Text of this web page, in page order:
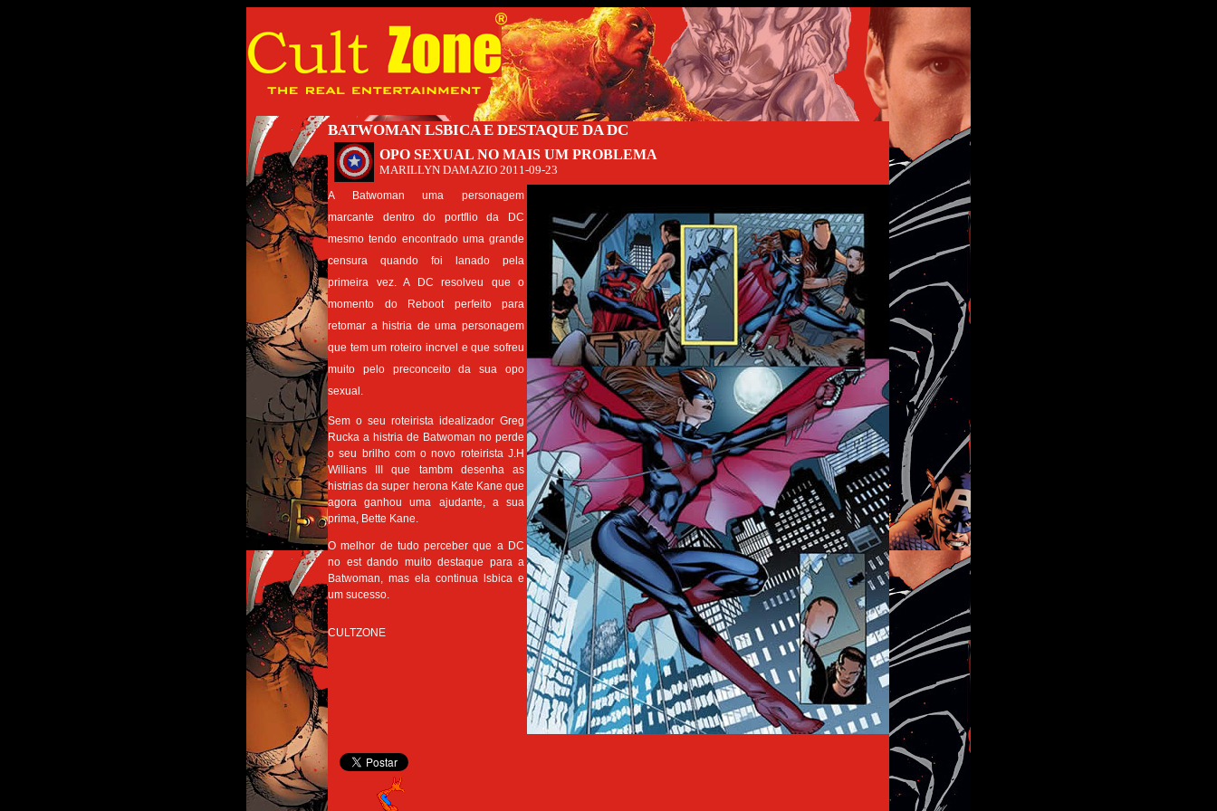
BATWOMAN LSBICA E DESTAQUE DA DC
OPO SEXUAL NO MAIS UM PROBLEMA
MARILLYN DAMAZIO 2011-09-23
A Batwoman uma personagem
marcante dentro do portflio da DC
mesmo tendo encontrado uma grande
censura quando foi lanado pela
primeira vez. A DC resolveu que o
momento do Reboot perfeito para
retomar a histria de uma personagem
que tem um roteiro incrvel e que sofreu
muito pelo preconceito da sua opo
sexual.
Sem o seu roteirista idealizador Greg
Rucka a histria de Batwoman no perde
o seu brilho com o novo roteirista J.H
Willians III que tambm desenha as
histrias da super herona Kate Kane que
agora ganhou uma ajudante, a sua
prima, Bette Kane.
O melhor de tudo perceber que a DC
no est dando muito destaque para a
Batwoman, mas ela continua lsbica e
um sucesso.
CULTZONE